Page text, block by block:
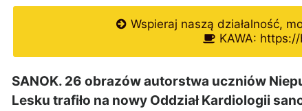
Wspieraj naszą działalność,
KAWA:
SANOK. 26 obrazów autorstwa uczniów
Lesku trafiło na nowy Oddział Kardiologii